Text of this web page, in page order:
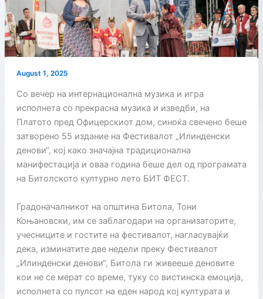
August 1, 2025
Со вечер на интернационална музика и игра
исполнета со прекрасна музика и изведби, на
Платото пред Офицерскиот дом, синоќа свечено беше
затворено 55 издание на Фестивалот „Илинденски
денови“, кој како значајна традиционална
манифестација и оваа година беше дел од програмата
на Битолското културно лето БИТ ФЕСТ.
Градоначалникот на општина Битола, Тони
Коњановски, им се заблагодари на организаторите,
учесниците и гостите на фестивалот, нагласувајќи
дека, изминатите две недели преку Фестивалот
„Илинденски денови“, Битола ги живееше деновите
кои не се мерат со време, туку со вистинска емоција,
исполнета со пулсот на еден народ кој културата и